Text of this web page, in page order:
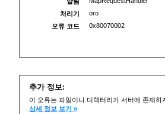
처리기
oro
오류 코드
0x80070002
추가 정보:
이 오류는 파일이나 디렉터리가 서버에 존재
상세 정보 보기 »